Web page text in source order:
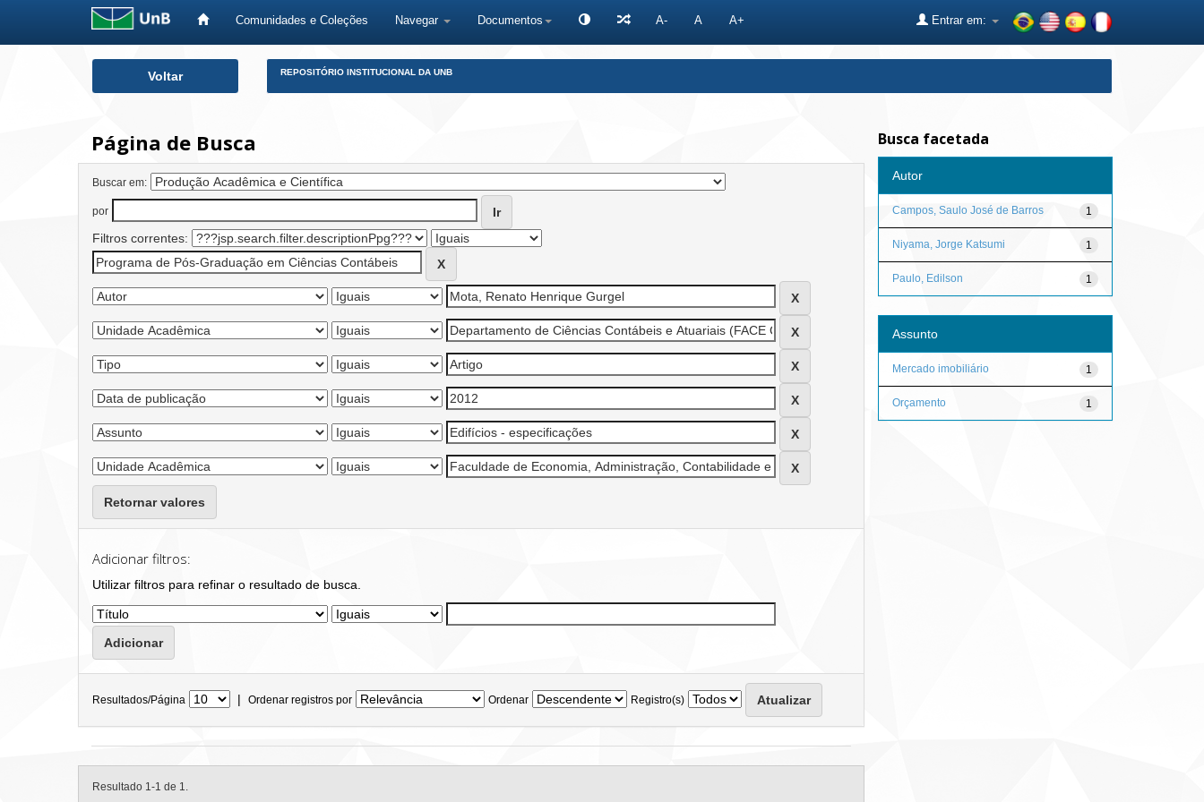
Comunidades e Coleções Navegar Documentos A- A A+ Entrar em:
Voltar REPOSITÓRIO INSTITUCIONAL DA UNB
Página de Busca
Buscar em:
por
Filtros correntes:
Retornar valores
Adicionar filtros:
Utilizar filtros para refinar o resultado de busca.
Resultados/Página | Ordenar registros por Ordenar Registro(s)
Resultado 1-1 de 1.
Busca facetada
Autor
1
Campos, Saulo José de Barros
1
Niyama, Jorge Katsumi
1
Paulo, Edilson
Assunto
1
Mercado imobiliário
1
Orçamento